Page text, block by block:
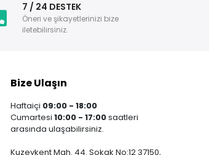
7 / 24 DESTEK
Öneri ve şikayetlerinizi bize
iletebilirsiniz.
Bize Ulaşın
Haftaiçi 09:00 - 18:00
Cumartesi 10:00 - 17:00saatleri
arasında ulaşabilirsiniz.
Kuzeykent Mah. 44. Sokak No:12 37150,